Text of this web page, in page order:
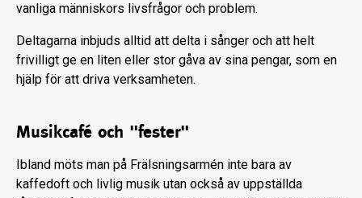
vanliga människors livsfrågor och problem.
Deltagarna inbjuds alltid att delta i sånger och att helt
frivilligt ge en liten eller stor gåva av sina pengar, som en
hjälp för att driva verksamheten.
Musikcafé och "fester"
Ibland möts man på Frälsningsarmén inte bara av
kaffedoft och livlig musik utan också av uppställda